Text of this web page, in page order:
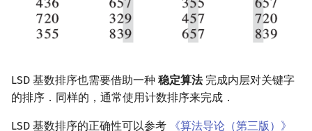
LSD 基数排序也需要借助一种 稳定算法完成内层对关键字
的排序．同样的，通常使用计数排序来完成．
LSD 基数排序的正确性可以参考
《算法导论（第三版）》